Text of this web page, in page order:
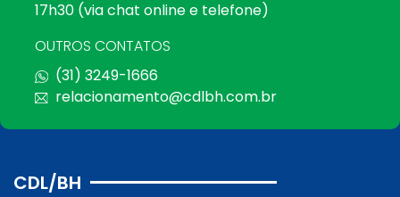
17h30 (via chat online e telefone)
OUTROS CONTATOS
(31) 3249-1666
relacionamento@cdlbh.com.br
CDL/BH